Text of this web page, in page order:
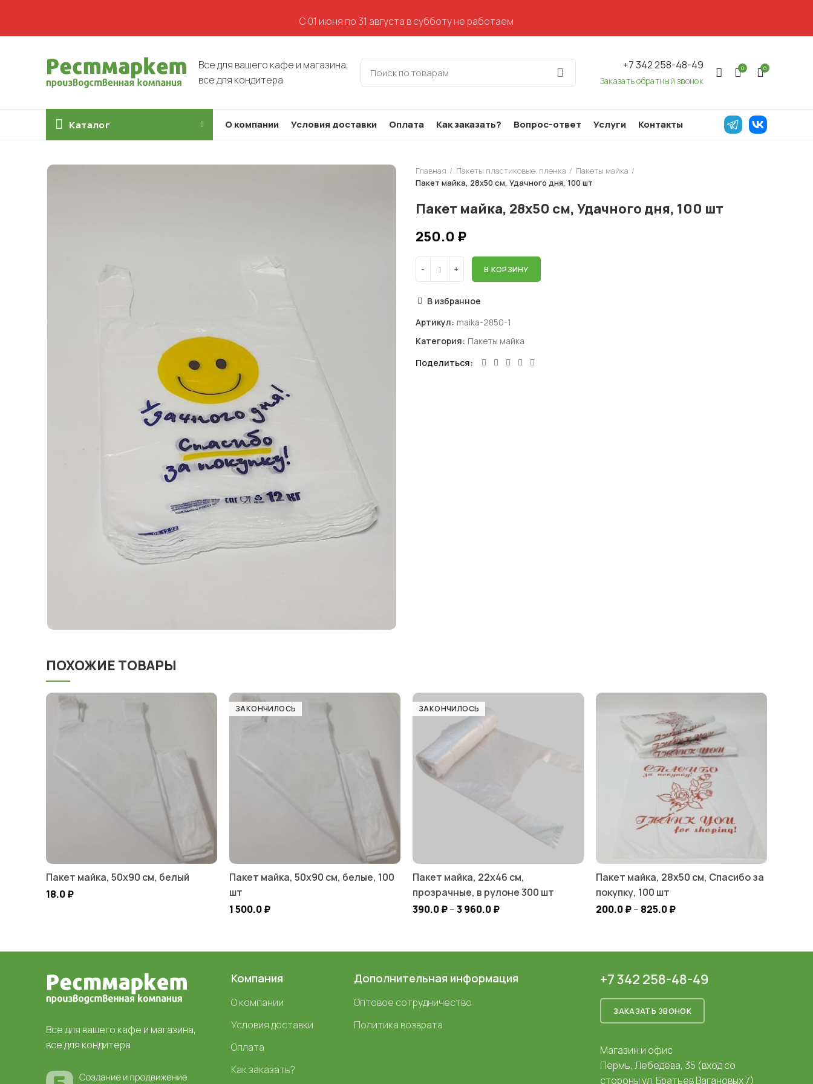
Все для вашего кафе и магазина,
все для кондитера
+7 342 258-48-49
Заказать обратный звонок
0 0
Каталог О компании Условия доставки Оплата Как заказать? Вопрос-ответ Услуги Контакты
Главная Пакеты пластиковые, пленка
Пакеты майка
Пакет майка, 28х50 см, Удачного дня, 100 шт
Пакет майка, 28х50 см, Удачного дня, 100 шт
250.0 ₽
В КОРЗИНУ
В избранное
Артикул: maika-2850-1
Категория: Пакеты майка
Поделиться
ПОХОЖИЕ ТОВАРЫ
Пакет майка, 50х90 см, белый
18.0₽
ЗАКОНЧИЛОСЬ
Пакет майка, 50х90 см, белые, 100
шт
1 500.0₽
ЗАКОНЧИЛОСЬ
Пакет майка, 22х46 см,
прозрачные, в рулоне 300 шт
390.0₽–3 960.0₽
Пакет майка, 28х50 см, Спасибо за
покупку, 100 шт
200.0₽– 825.0₽
Все для вашего кафе и магазина,
все для кондитера
Компания
О компании
Условия доставки
Оплата
Как заказать?
Дополнительная информация
Оптовое сотрудничество
Политика возврата
+7 342 258-48-49
ЗАКАЗАТЬ ЗВОНОК
Магазин и офис
Пермь, Лебедева, 35 (вход со
стороны ул. Братьев Вагановых 7)
С 01 июня по 31 августа в субботу не работаем